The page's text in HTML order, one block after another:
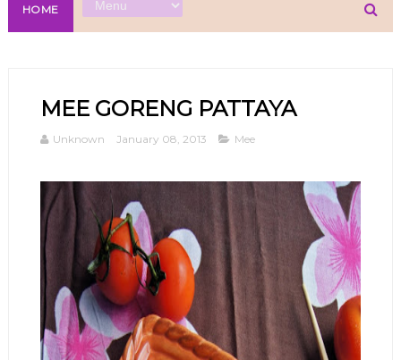
HOME
MEE GORENG PATTAYA
Unknown January 08, 2013 Mee